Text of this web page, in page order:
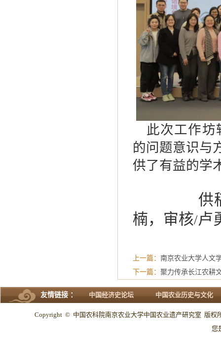
此次工作
的问题意识与
供了有益的学
供
楠，审核/卢
上一篇： 南京农业大学人文
下一篇： 聚力传承长江农耕
友情链接 ： 中国经济史论坛 中国农业历史与文化
Copyright © 中国农科院南京农业大学中国农业遗产研究室 版权
您